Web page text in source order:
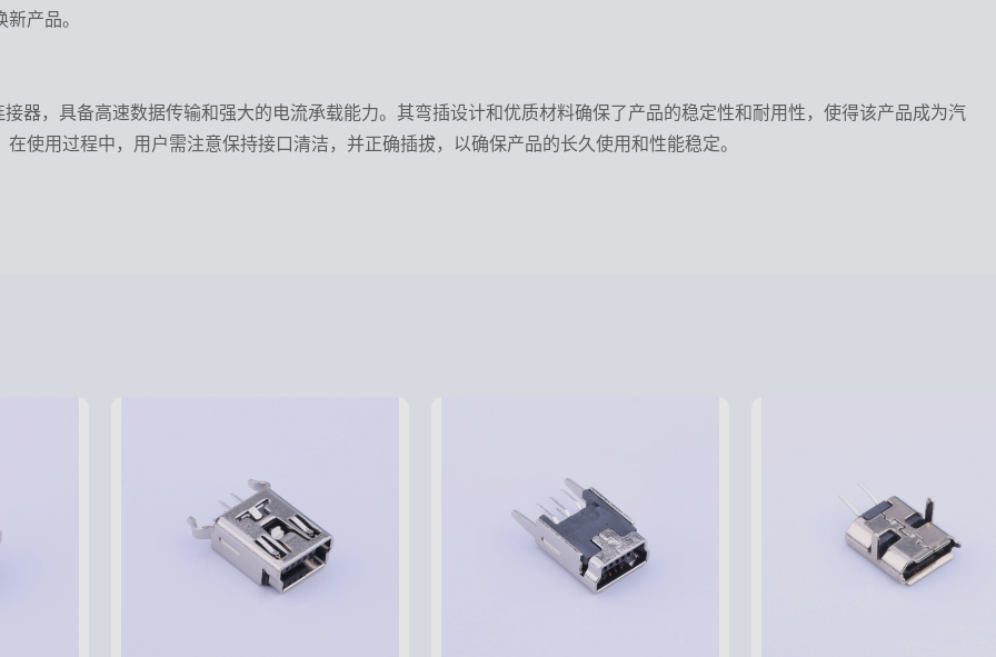
产品。
器，具备高速数据传输和强大的电流承载能力。其弯插设计和优质材料确保了产品的稳定性和耐用性，使得该产品成为汽
使用过程中，用户需注意保持接口清洁，并正确插拔，以确保产品的长久使用和性能稳定。